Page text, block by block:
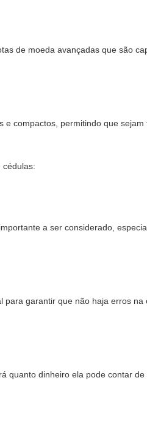
de moeda avançadas que são
compactos, permitindo que
cédulas:
a ser considerado,
garantir que não haja erros
quanto dinheiro ela pode contar